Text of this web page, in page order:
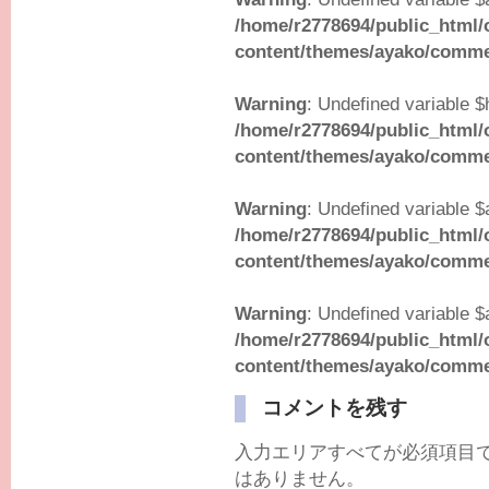
/home/r2778694/
content/themes/ayako/
Warning: Undefined variable
/home/r2778694/
content/themes/ayako/
Warning: Undefined variable
/home/r2778694/
content/themes/ayako/
Warning: Undefined variable
/home/r2778694/
content/themes/ayako/
コメントを残す
入力エリアすべてが必須項目
はありません。